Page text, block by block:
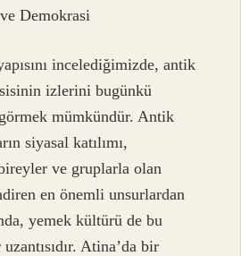
Demokrasi
incelediğimizde, antik
izlerini bugünkü
mümkündür. Antik
siyasal katılımı,
ve gruplarla olan
en önemli unsurlardan
yemek kültürü de bu
Atina’da bir